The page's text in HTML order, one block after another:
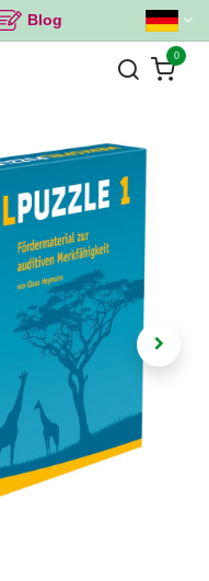
Blog
0